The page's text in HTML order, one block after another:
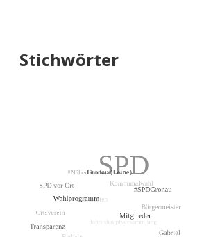
Stichwörter